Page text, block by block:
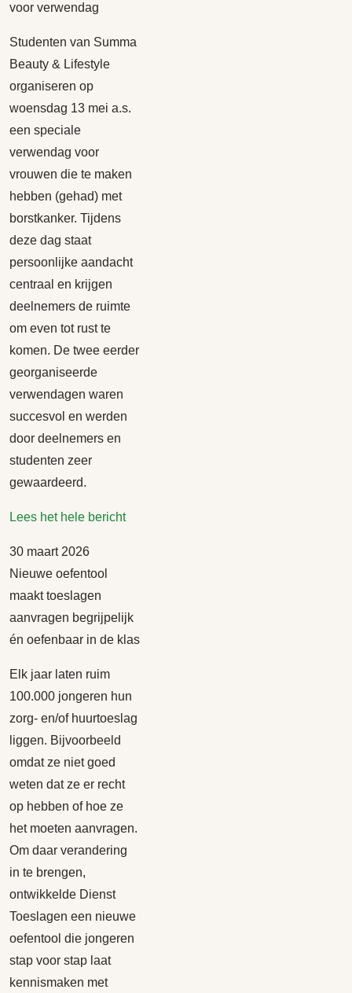
voor verwendag
Studenten van Summa
Beauty & Lifestyle
organiseren op
woensdag 13 mei a.s.
een speciale
verwendag voor
vrouwen die te maken
hebben (gehad) met
borstkanker. Tijdens
deze dag staat
persoonlijke aandacht
centraal en krijgen
deelnemers de ruimte
om even tot rust te
komen. De twee eerder
georganiseerde
verwendagen waren
succesvol en werden
door deelnemers en
studenten zeer
gewaardeerd.
Lees het hele bericht
30 maart 2026
Nieuwe oefentool
maakt toeslagen
aanvragen begrijpelijk
én oefenbaar in de klas
Elk jaar laten ruim
100.000 jongeren hun
zorg- en/of huurtoeslag
liggen. Bijvoorbeeld
omdat ze niet goed
weten dat ze er recht
op hebben of hoe ze
het moeten aanvragen.
Om daar verandering
in te brengen,
ontwikkelde Dienst
Toeslagen een nieuwe
oefentool die jongeren
stap voor stap laat
kennismaken met